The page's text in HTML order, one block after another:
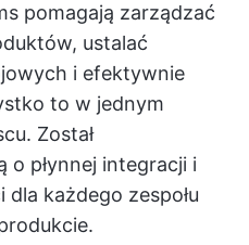
pomagają zarządzać
ustalać
i efektywnie
to w jednym
Został
o płynnej integracji i
każdego zespołu